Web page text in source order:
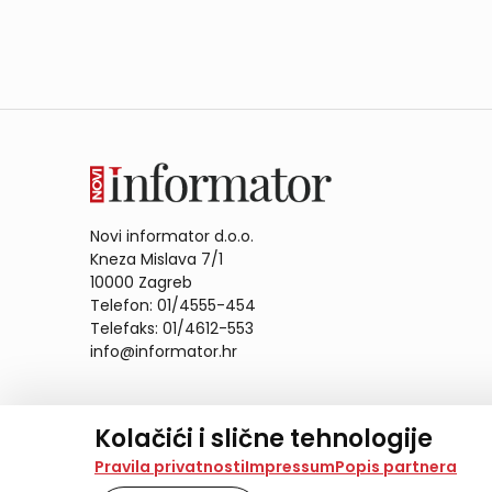
Kolačići i slične tehnologije
Na našoj web stranici koristimo kolačiće i slične
analiziramo promet na stranici te prikazujemo
Pravila privatnostiImpressumPopis partnera
Novi informator d.o.o.
Kneza Mislava 7/1
10000 Zagreb
Telefon: 01/4555-454
Telefaks: 01/4612-553
info@informator.hr